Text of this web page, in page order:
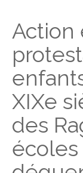
Action
XIXe
des